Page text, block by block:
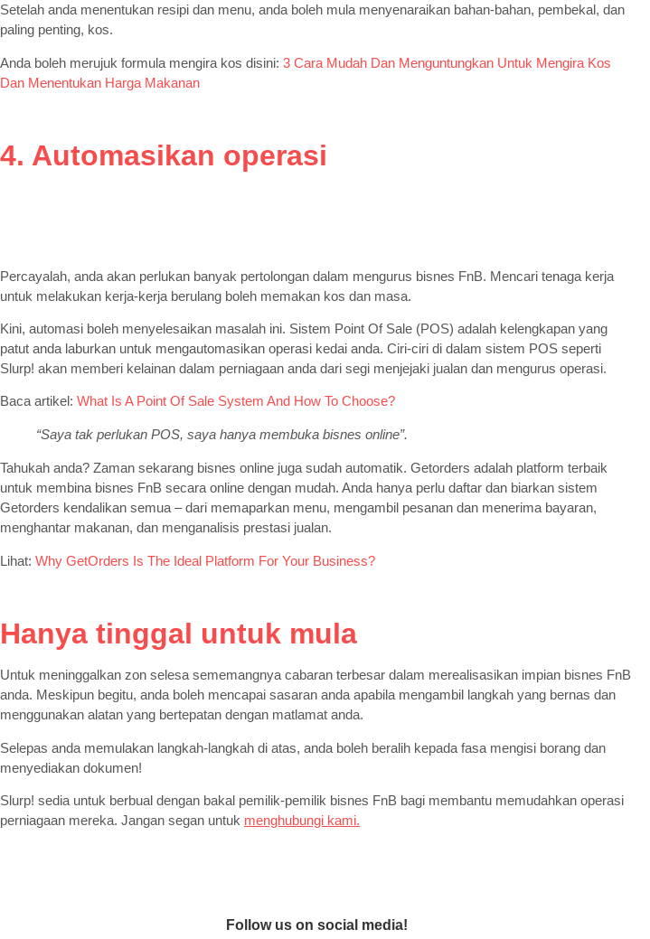
Setelah anda menentukan resipi dan menu, anda boleh mula menyenaraikan bahan-bahan, pembekal, dan
paling penting, kos.
Anda boleh merujuk formula mengira kos disini: 3 Cara Mudah Dan Menguntungkan Untuk Mengira Kos
Dan Menentukan Harga Makanan
4. Automasikan operasi
Percayalah, anda akan perlukan banyak pertolongan dalam mengurus bisnes FnB. Mencari tenaga kerja
untuk melakukan kerja-kerja berulang boleh memakan kos dan masa.
Kini, automasi boleh menyelesaikan masalah ini. Sistem Point Of Sale (POS) adalah kelengkapan yang
patut anda laburkan untuk mengautomasikan operasi kedai anda. Ciri-ciri di dalam sistem POS seperti
Slurp! akan memberi kelainan dalam perniagaan anda dari segi menjejaki jualan dan mengurus operasi.
Baca artikel: What Is A Point Of Sale System And How To Choose?
“Saya tak perlukan POS, saya hanya membuka bisnes online”.
Tahukah anda? Zaman sekarang bisnes online juga sudah automatik. Getorders adalah platform terbaik
untuk membina bisnes FnB secara online dengan mudah. Anda hanya perlu daftar dan biarkan sistem
Getorders kendalikan semua – dari memaparkan menu, mengambil pesanan dan menerima bayaran,
menghantar makanan, dan menganalisis prestasi jualan.
Lihat: Why GetOrders Is The Ideal Platform For Your Business?
Hanya tinggal untuk mula
Untuk meninggalkan zon selesa sememangnya cabaran terbesar dalam merealisasikan impian bisnes FnB
anda. Meskipun begitu, anda boleh mencapai sasaran anda apabila mengambil langkah yang bernas dan
menggunakan alatan yang bertepatan dengan matlamat anda.
Selepas anda memulakan langkah-langkah di atas, anda boleh beralih kepada fasa mengisi borang dan
menyediakan dokumen!
Slurp! sedia untuk berbual dengan bakal pemilik-pemilik bisnes FnB bagi membantu memudahkan operasi
perniagaan mereka. Jangan segan untuk menghubungi kami.
Follow us on social media!